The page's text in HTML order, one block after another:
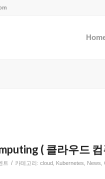
( 클라우드
트 / 카테고리: cloud Kubernetes News